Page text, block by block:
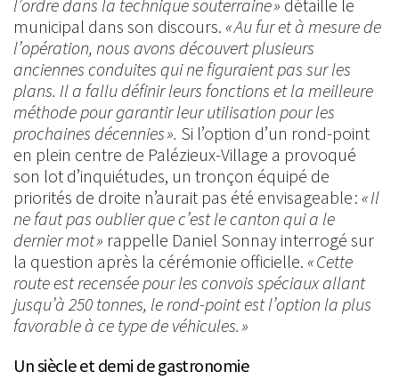
l’ordre dans la technique souterraine » détaille le
municipal dans son discours. « Au fur et à mesure de
l’opération, nous avons découvert plusieurs
anciennes conduites qui ne figuraient pas sur les
plans. Il a fallu définir leurs fonctions et la meilleure
méthode pour garantir leur utilisation pour les
prochaines décennies ». Si l’option d’un rond-point
en plein centre de Palézieux-Village a provoqué
son lot d’inquiétudes, un tronçon équipé de
priorités de droite n’aurait pas été envisageable : « Il
ne faut pas oublier que c’est le canton qui a le
dernier mot » rappelle Daniel Sonnay interrogé sur
la question après la cérémonie officielle. « Cette
route est recensée pour les convois spéciaux allant
jusqu’à 250 tonnes, le rond-point est l’option la plus
favorable à ce type de véhicules. »
Un siècle et demi de gastronomie